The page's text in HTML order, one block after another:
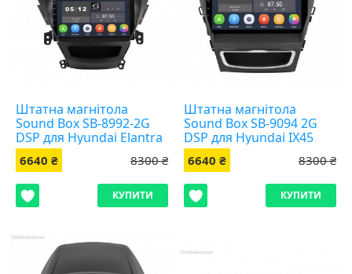
Штатна магнітола
Sound Box SB-8992-2G
DSP для Hyundai Elantra
2010-2013
6640 ₴ 8300 ₴
КУПИТИ
Штатна магнітола
Sound Box SB-9094 2G
DSP для Hyundai IX45
6640 ₴ 8300 ₴
КУПИТИ